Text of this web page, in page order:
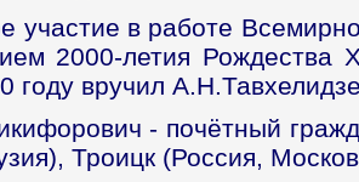
участие в работе
2000-летия Рождества
году вручил
- почётный
Троицк (Россия,